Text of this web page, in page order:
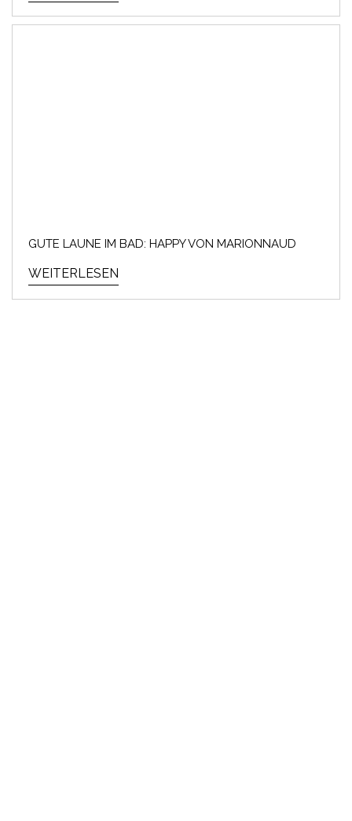
GUTE LAUNE IM BAD: HAPPY VON MARIONNAUD
WEITERLESEN